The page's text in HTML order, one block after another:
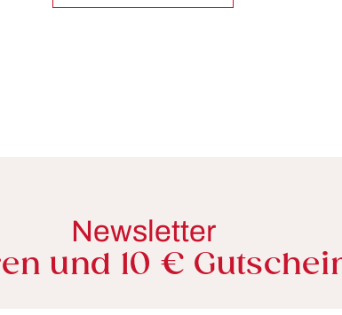
Newsletter
und 10 €